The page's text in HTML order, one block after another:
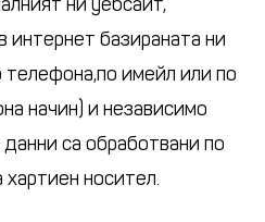
интернет базираната ни
телефона,по имейл или по
начин) и независимо
са обработвани по
носител.